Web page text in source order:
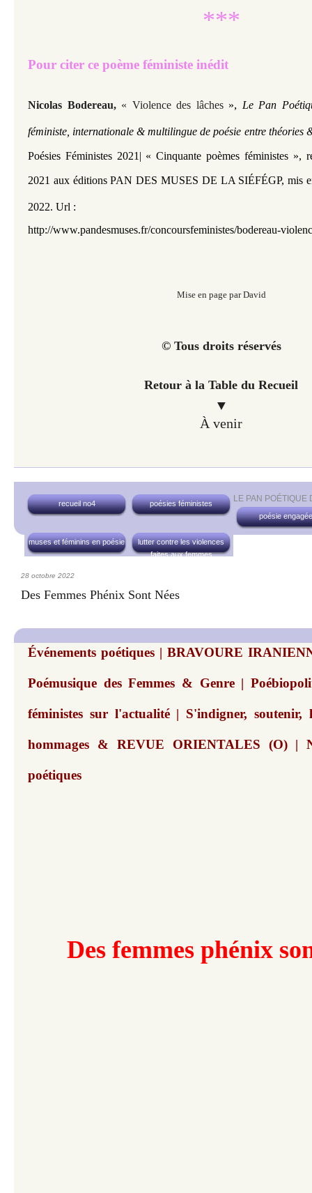
***
Pour citer ce poème féministe inédit
Nicolas Bodereau,« Violence des lâches », Le Pan
féministe, internationale & multilingue de poésie entre théories
Poésies Féministes 2021| « Cinquante poèmes féministes »,
2021 aux éditions PAN DES MUSES DE LA SIÉFÉGP,mis
2022. Url :
http://www.pandesmuses.fr/concoursfeministes/bodereau-
Mise en page par David
© Tous droits réservés
Retour à la Table du Recueil
▼
À venir
LE PAN POÉTIQUE
recueil no4
poésies féministes
poésie engagée
muses et féminins en poésie
lutter contre les violences
faites aux femmes
28 octobre 2022
Des Femmes Phénix Sont Nées
Événements poétiques | BRAVOURE
Poémusique des Femmes & Genre |
féministes sur l'actualité | S'indigner, soutenir,
hommages & REVUE ORIENTALES (O) |
poétiques
Des femmes phénix